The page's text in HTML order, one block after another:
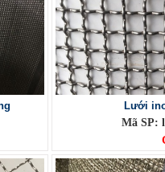
Lưới
Mã SP: